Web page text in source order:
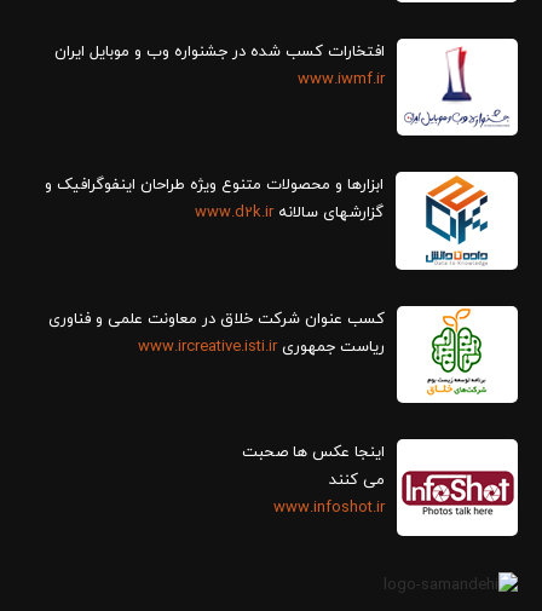
افتخارات کسب شده در جشنواره وب و موبایل ایران
www.iwmf.ir
ابزارها و محصولات متنوع ویژه طراحان اینفوگرافیک و
گزارش‎های سالانه
www.d2k.ir
کسب عنوان شرکت خلاق در معاونت علمی و فناوری
ریاست جمهوریwww.ircreative.isti.ir
اینجا عکس ها صحبت
می کنند
www.infoshot.ir